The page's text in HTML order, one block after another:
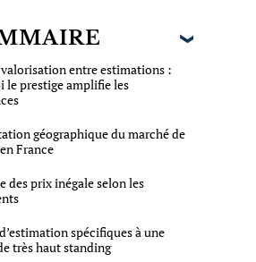
entre estimations :
le prestige amplifie les
géographique du marché de
France
des prix inégale selon les
spécifiques à une
très haut standing